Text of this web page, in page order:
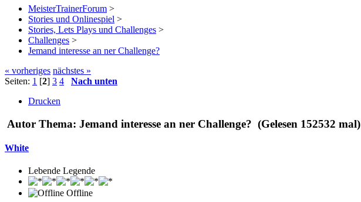
MeisterTrainerForum >
Stories und Onlinespiel >
Stories, Lets Plays und Challenges >
Challenges >
Jemand interesse an ner Challenge?
« vorheriges nächstes »
Seiten: 1 [2] 3 4
Nach unten
Drucken
Autor Thema: Jemand interesse an ner Challenge? (Gelesen 152532 mal)
White
Lebende Legende
Offline